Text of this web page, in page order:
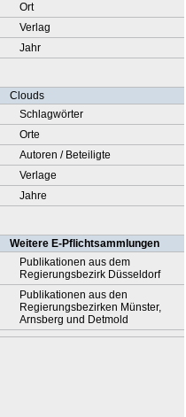
Ort
Verlag
Jahr
Clouds
Schlagwörter
Orte
Autoren / Beteiligte
Verlage
Jahre
Weitere E-Pflichtsammlungen
Publikationen aus dem
Regierungsbezirk Düsseldorf
Publikationen aus den
Regierungsbezirken Münster,
Arnsberg und Detmold